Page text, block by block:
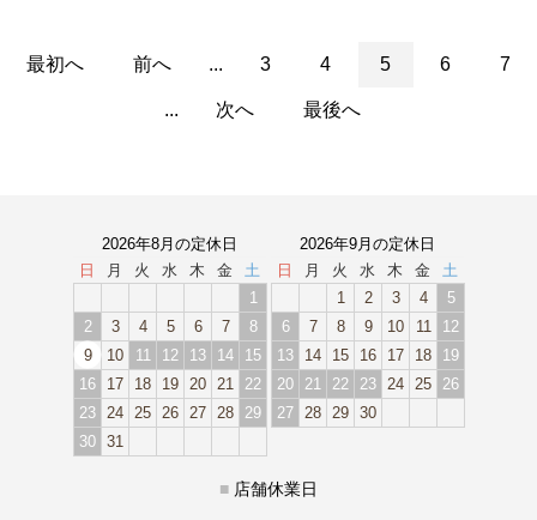
最初へ 前へ ... 3 4 5 6 7
... 次へ 最後へ
2026年8月の定休日
日
月 火 水 木 金
土
1
2
3 4 5 6 7
8
9
10 11 12 13 14
15
16
17 18 19 20 21
22
23
24 25 26 27 28
29
30 31
2026年9月の定休日
日
月 火 水 木 金
土
1
2 3 4
5
6
7 8 9 10 11
12
13
14 15 16 17 18
19
20
21 22 23 24 25
26
27
28 29 30
■ 店舗休業日